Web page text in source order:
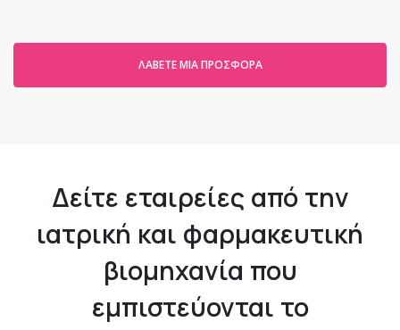
ΛΆΒΕΤΕ ΜΙΑ ΠΡΟΣΦΟΡΆ
Δείτε εταιρείες από την
ιατρική και φαρμακευτική
βιομηχανία που
εμπιστεύονται το